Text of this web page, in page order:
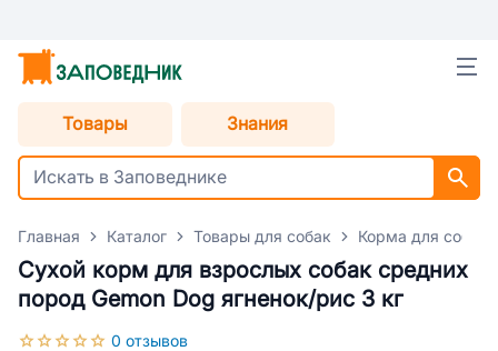
Товары Знания
Главная Каталог Товары для собак Корма для собак
Сухой корм для взрослых собак средних
пород Gemon Dog ягненок/рис 3 кг
0 отзывов